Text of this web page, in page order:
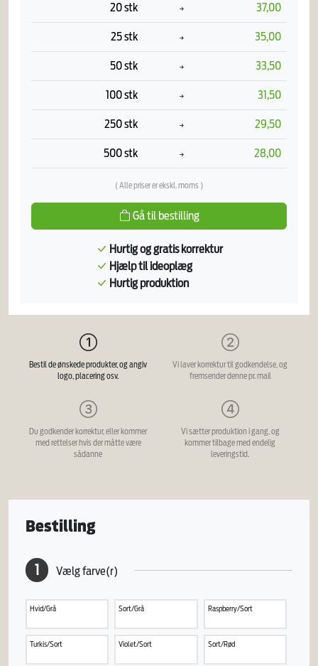
20 stk 37,00
25 stk 35,00
50 stk 33,50
100 stk 31,50
250 stk 29,50
500 stk 28,00
( Alle priser er ekskl. moms )
Gå til bestilling
Hurtig og gratis korrektur
Hjælp til ideoplæg
Hurtig produktion
Bestil de ønskede produkter, og angiv
logo, placering osv.
Vi laver korrektur til godkendelse, og
fremsender denne pr. mail
Du godkender korrektur, eller kommer
med rettelser hvis der måtte være
sådanne
Vi sætter produktion i gang, og
kommer tilbage med endelig
leveringstid.
Bestilling
1 Vælg farve(r)
Hvid/Grå Sort/Grå Raspberry/Sort
Turkis/Sort Violet/Sort Sort/Rød